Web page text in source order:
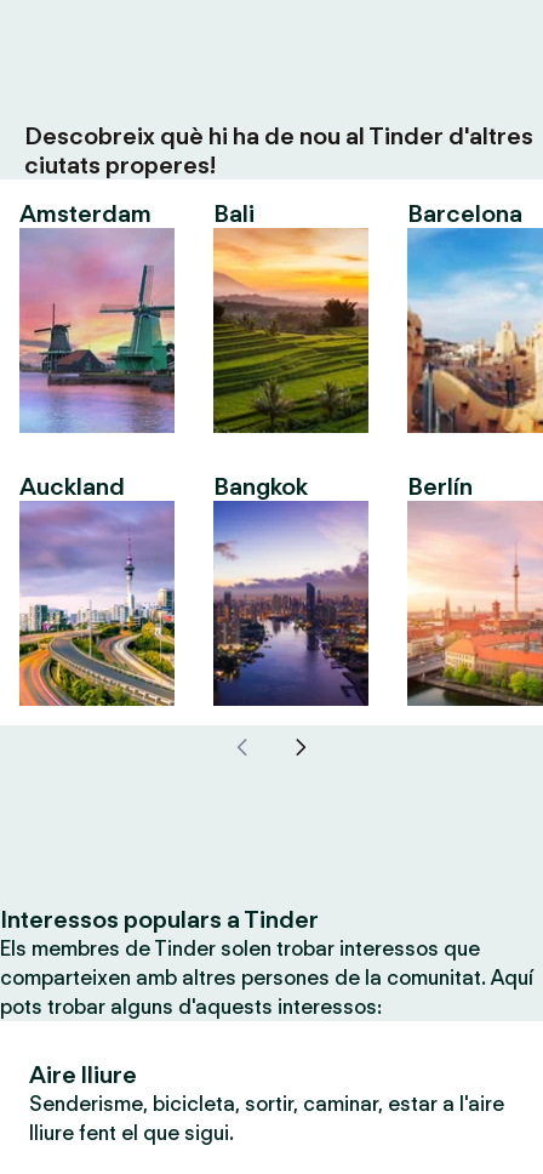
Descobreix què hi ha de nou al Tinder d'altres
ciutats properes!
Amsterdam
Auckland
Bali
Bangkok
Barcelona
Berlín
Interessos populars a Tinder
Els membres de Tinder solen trobar interessos que
comparteixen amb altres persones de la comunitat. Aquí
pots trobar alguns d'aquests interessos:
Aire lliure
Senderisme, bicicleta, sortir, caminar, estar a l'aire
lliure fent el que sigui.